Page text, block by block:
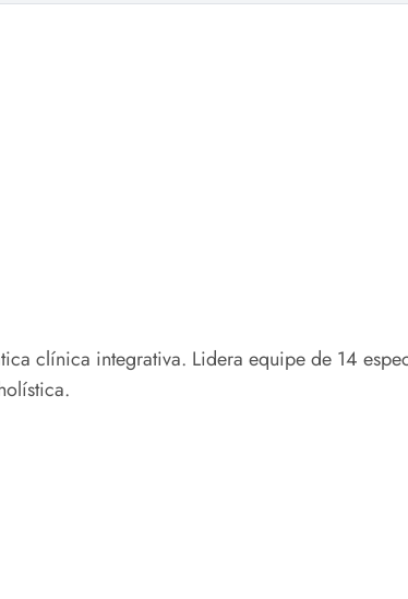
clínica integrativa. Lidera equipe de 14